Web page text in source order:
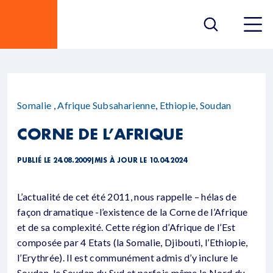
Somalie ,Afrique Subsaharienne, Ethiopie, Soudan
CORNE DE L’AFRIQUE
PUBLIÉ LE 24.08.2009| MIS À JOUR LE 10.04.2024
L’actualité de cet été 2011, nous rappelle – hélas de
façon dramatique -l’existence de la Corne de l’Afrique
et de sa complexité. Cette région d’Afrique de l’Est
composée par 4 Etats (la Somalie, Djibouti, l’Ethiopie,
l’Erythrée). Il est communément admis d’y inclure le